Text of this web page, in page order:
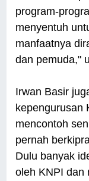
program-
menyentuh
manfaatnya
dan pemuda,"
Irwan Basir
kepengurusan
mencontoh
pernah
Dulu banyak
oleh KNPI dan